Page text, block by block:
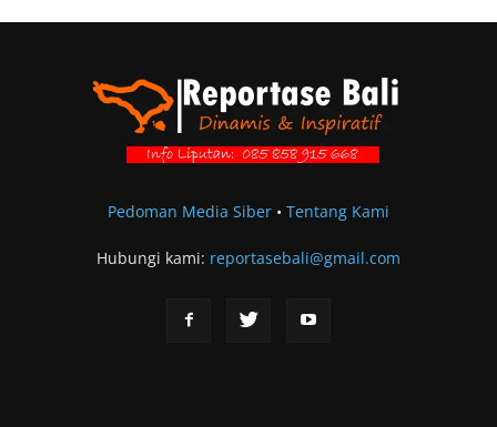
Pedoman Media Siber• Tentang Kami
Hubungi kami: reportasebali@gmail.com